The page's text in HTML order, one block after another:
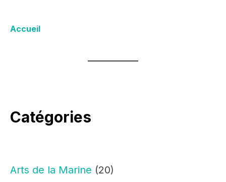
Accueil
Catégories
Arts de la Marine (20)